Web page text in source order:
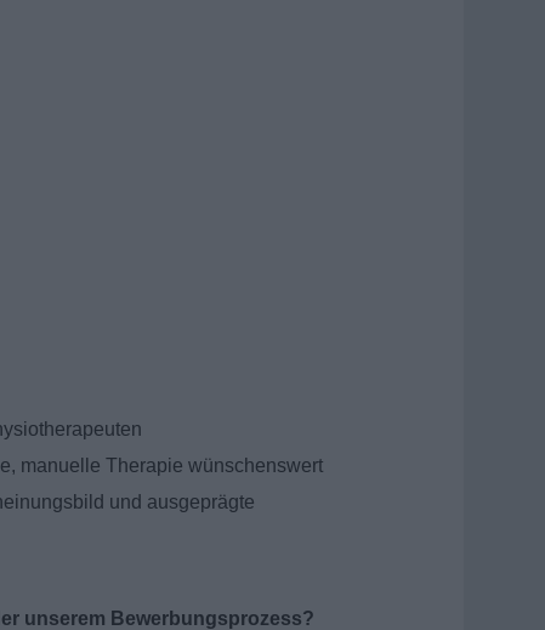
manuelle Therapie wünschenswert
und ausgeprägte
unserem Bewerbungsprozess?